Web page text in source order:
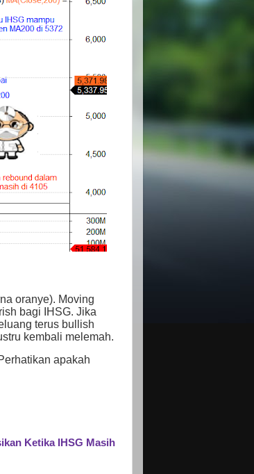
oranye). Moving
bagi IHSG. Jika
terus bullish
kembali melemah.
apakah
Ketika IHSG Masih